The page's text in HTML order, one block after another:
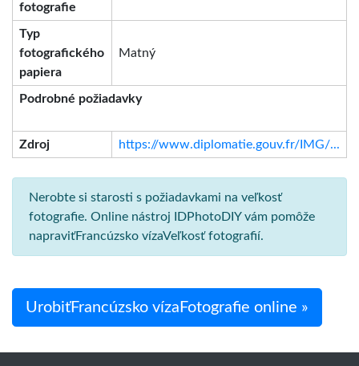
fotografie
Typ
fotografického
papiera
Matný
Podrobné požiadavky
Zdroj https://www.diplomatie.gouv.fr/IMG/...
Nerobte si starosti s požiadavkami na veľkosť
fotografie. Online nástroj IDPhotoDIY vám pomôže
napraviťFrancúzsko vízaVeľkosť fotografií.
UrobiťFrancúzsko vízaFotografie online »